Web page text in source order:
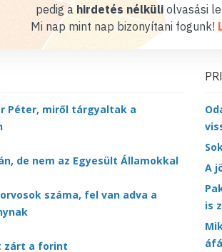
pedig ahirdetés nélküliolvasási
Mi nap mint nap bizonyítani fogunk!
Péter, miről tárgyaltak a
de nem az Egyesült Államokkal
száma, fel van adva a
zárt a forint
A
is